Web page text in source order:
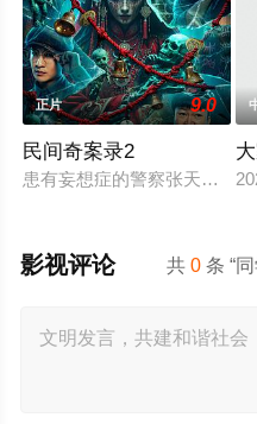
正片 9.0
民间奇案录2
患有妄想症的警察张天盛遇
共0 条 “
影视评论